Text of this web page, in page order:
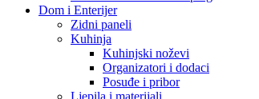
Dom i Enterijer
Zidni paneli
Kuhinja
Kuhinjski noževi
Organizatori i dodaci
Posuđe i pribor
Ljepila i materijali